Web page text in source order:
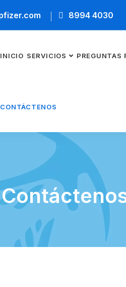
8994 4030
INICIO SERVICIOS PREGUNTAS
CONTÁCTENOS